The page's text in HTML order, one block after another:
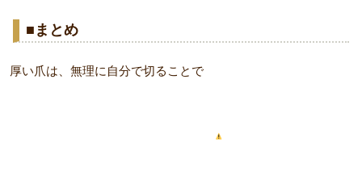
■まとめ
厚い爪は、無理に自分で切ることで